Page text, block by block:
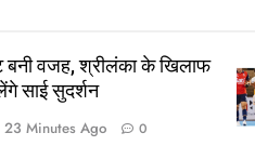
बनी वजह, श्रीलंका के खिलाफ
साई सुदर्शन
23 Minutes Ago 0